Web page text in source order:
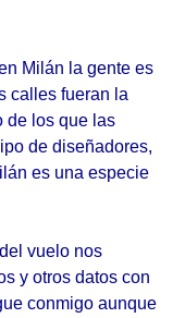
Milán la gente es
calles fueran la
de los que las
de diseñadores,
es una especie
vuelo nos
y otros datos con
conmigo aunque